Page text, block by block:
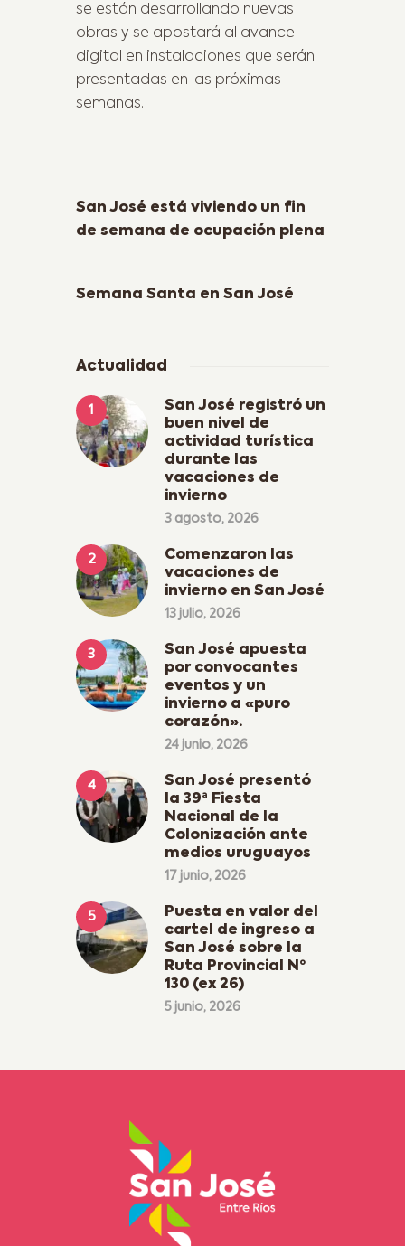
se están desarrollando nuevas
obras y se apostará al avance
digital en instalaciones que serán
presentadas en las próximas
semanas.
San José está viviendo un fin
de semana de ocupación plena
Semana Santa en San José
Actualidad
San José registró un
buen nivel de
actividad turística
durante las
vacaciones de
invierno
3 agosto, 2026
Comenzaron las
vacaciones de
invierno en San José
13 julio, 2026
San José apuesta
por convocantes
eventos y un
invierno a «puro
corazón».
24 junio, 2026
San José presentó
la 39ª Fiesta
Nacional de la
Colonización ante
medios uruguayos
17 junio, 2026
Puesta en valor del
cartel de ingreso a
San José sobre la
Ruta Provincial Nº
130 (ex 26)
5 junio, 2026